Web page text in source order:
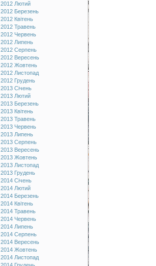
2012 Лютий
2012 Березень
2012 Квітень
2012 Травень
2012 Червень
2012 Липень
2012 Серпень
2012 Вересень
2012 Жовтень
2012 Листопад
2012 Грудень
2013 Січень
2013 Лютий
2013 Березень
2013 Квітень
2013 Травень
2013 Червень
2013 Липень
2013 Серпень
2013 Вересень
2013 Жовтень
2013 Листопад
2013 Грудень
2014 Січень
2014 Лютий
2014 Березень
2014 Квітень
2014 Травень
2014 Червень
2014 Липень
2014 Серпень
2014 Вересень
2014 Жовтень
2014 Листопад